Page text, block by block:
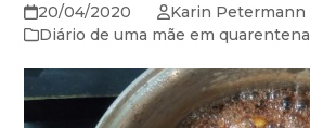
20/04/2020
Karin Petermann
Diário de uma mãe em quarentena